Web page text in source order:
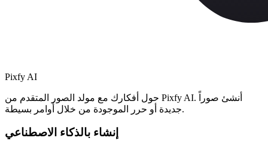
Pixfy AI
حول أفكارك مع مولد الصور المتقدم من Pixfy AI. أنشئ صوراً
جديدة أو حرر الموجودة من خلال أوامر بسيطة.
إنشاء بالذكاء الاصطناعي